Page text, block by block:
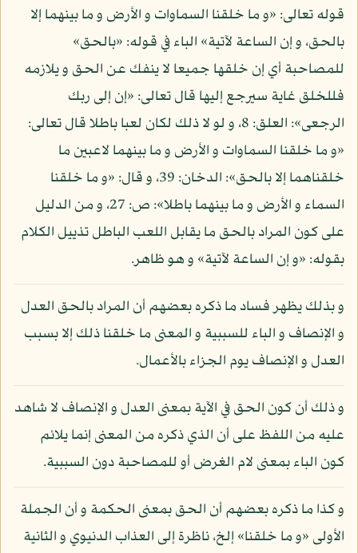
قوله تعالى: «و ما خلقنا السماوات و الأرض و ما بينهما إلا
بالحق، و إن الساعة لآتية» الباء في قوله: «بالحق»
للمصاحبة أي إن خلقها جميعا لا ينفك عن الحق و يلازمه
فللخلق غاية سيرجع إليها قال تعالى: «إن إلى ربك
الرجعى»: العلق: 8، و لو لا ذلك لكان لعبا باطلا قال تعالى:
«و ما خلقنا السماوات و الأرض و ما بينهما لاعبين ما
خلقناهما إلا بالحق»: الدخان: 39، و قال: «و ما خلقنا
السماء و الأرض و ما بينهما باطلا»: ص: 27، و من الدليل
على كون المراد بالحق ما يقابل اللعب الباطل تذييل الكلام
بقوله: «و إن الساعة لآتية» و هو ظاهر.
و بذلك يظهر فساد ما ذكره بعضهم أن المراد بالحق العدل
و الإنصاف و الباء للسببية و المعنى ما خلقنا ذلك إلا بسبب
العدل و الإنصاف يوم الجزاء بالأعمال.
و ذلك أن كون الحق في الآية بمعنى العدل و الإنصاف لا شاهد
عليه من اللفظ على أن الذي ذكره من المعنى إنما يلائم
كون الباء بمعنى لام الغرض أو للمصاحبة دون السببية.
و كذا ما ذكره بعضهم أن الحق بمعنى الحكمة و أن الجملة
الأولى «و ما خلقنا» إلخ، ناظرة إلى العذاب الدنيوي و الثانية